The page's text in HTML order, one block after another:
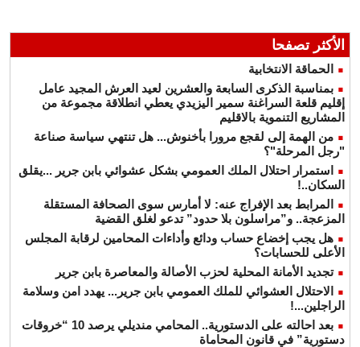
الأكثر تصفحا
الحماقة الانتخابية
بمناسبة الذكرى السابعة والعشرين لعيد العرش المجيد عامل
إقليم قلعة السراغنة سمير اليزيدي يعطي انطلاقة مجموعة من
المشاريع التنموية بالاقليم
من الهمة إلى لقجع مرورا بأخنوش... هل تنتهي سياسة صناعة
"رجل المرحلة"؟
استمرار احتلال الملك العمومي بشكل عشوائي بابن جرير ...يقلق
السكان..!
المرابط بعد الإفراج عنه: لا أمارس سوى الصحافة المستقلة
المزعجة.. و”مراسلون بلا حدود” تدعو لغلق القضية
هل يجب إخضاع حساب ودائع وأداءات المحامين لرقابة المجلس
الأعلى للحسابات؟
تجديد الأمانة المحلية لحزب الأصالة والمعاصرة بابن جرير
الاحتلال العشوائي للملك العمومي بابن جرير... يهدد امن وسلامة
الراجلين...!
بعد احالته على الدستورية.. المحامي منديلي يرصد 10 “خروقات
دستورية” في قانون المحاماة